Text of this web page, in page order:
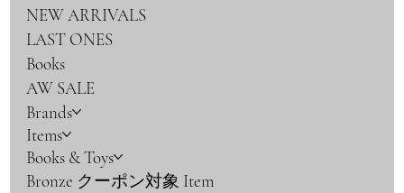
NEW ARRIVALS
LAST ONES
Books
AW SALE
Brands
Items
Books & Toys
Bronze クーポン対象 Item